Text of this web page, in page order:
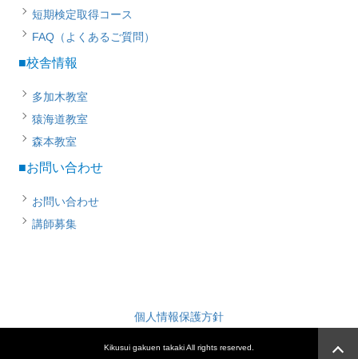
短期検定取得コース
FAQ（よくあるご質問）
■校舎情報
多加木教室
猿海道教室
森本教室
■お問い合わせ
お問い合わせ
講師募集
個人情報保護方針
Kikusui gakuen takaki All rights reserved.